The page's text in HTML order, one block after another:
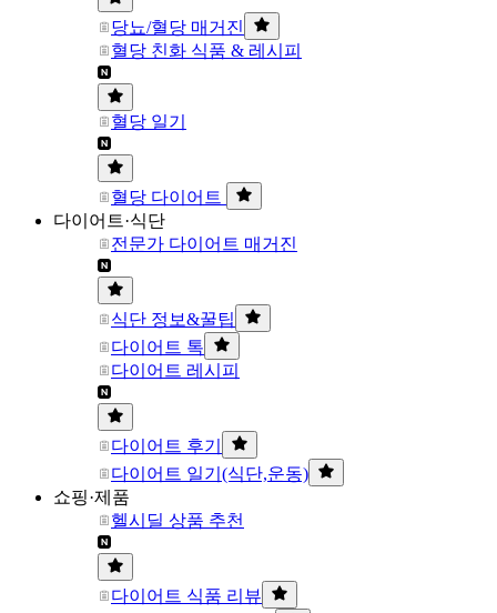
당뇨/혈당 매거진
혈당 친화 식품 & 레시피
혈당 일기
혈당 다이어트
다이어트·식단
전문가 다이어트 매거진
식단 정보&꿀팁
다이어트 톡
다이어트 레시피
다이어트 후기
다이어트 일기(식단,운동)
쇼핑·제품
헬시딜 상품 추천
다이어트 식품 리뷰